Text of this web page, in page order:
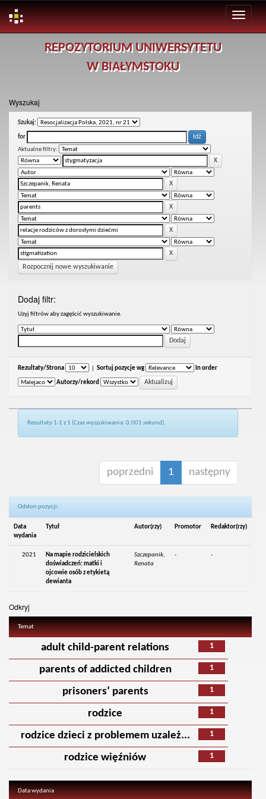
REPOZYTORIUM UNIWERSYTETU
W BIAŁYMSTOKU
Wyszukaj
Szukaj:
for
Aktualne filtry:
Rozpocznij nowe wyszukiwanie
Dodaj filtr:
Uzyj filtrów aby zagęścić wyszukiwanie.
Rezultaty/Strona Sortuj pozycje wg In order
Autorzy/rekord
Rezultaty 1-1 z 1 (Czas wyszukiwania: 0.001 sekund).
poprzedni 1 następny
Odsłon pozycji:
Data
wydania
Tytuł Autor(rzy) Promotor Redaktor(rzy)
2021
Na mapie rodzicielskich
doświadczeń: matki i
ojcowie osób z etykietą
dewianta
Szczepanik,
Renata
- -
Odkryj
Temat
1
adult child-parent relations
1
parents of addicted children
1
prisoners’ parents
1
rodzice
1
rodzice dzieci z problemem uzależ...
1
rodzice więźniów
Data wydania